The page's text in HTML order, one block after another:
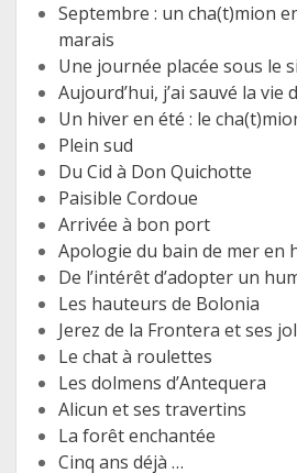
Septembre : un cha(t)mion
marais
Une journée placée sous le
Aujourd’hui, j’ai sauvé la vie
Un hiver en été : le
Plein sud
Du Cid à Don Quichotte
Paisible Cordoue
Arrivée à bon port
Apologie du bain de mer en
De l’intérêt d’adopter un
Les hauteurs de Bolonia
Jerez de la Frontera et ses
Le chat à roulettes
Les dolmens d’Antequera
Alicun et ses travertins
La forêt enchantée
Cinq ans déjà …